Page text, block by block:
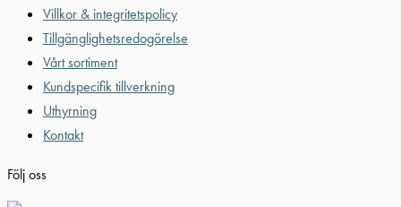
Villkor & integritetspolicy
Tillgänglighetsredogörelse
Vårt sortiment
Kundspecifik tillverkning
Uthyrning
Kontakt
Följ oss